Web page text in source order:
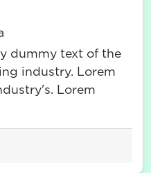
dummy text of the
industry. Lorem
Lorem